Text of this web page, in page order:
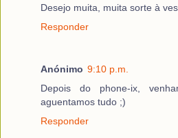
Desejo muita, muita sorte à
Responder
Anónimo 9:10 p.m.
Depois do phone-ix,
aguentamos tudo ;)
Responder